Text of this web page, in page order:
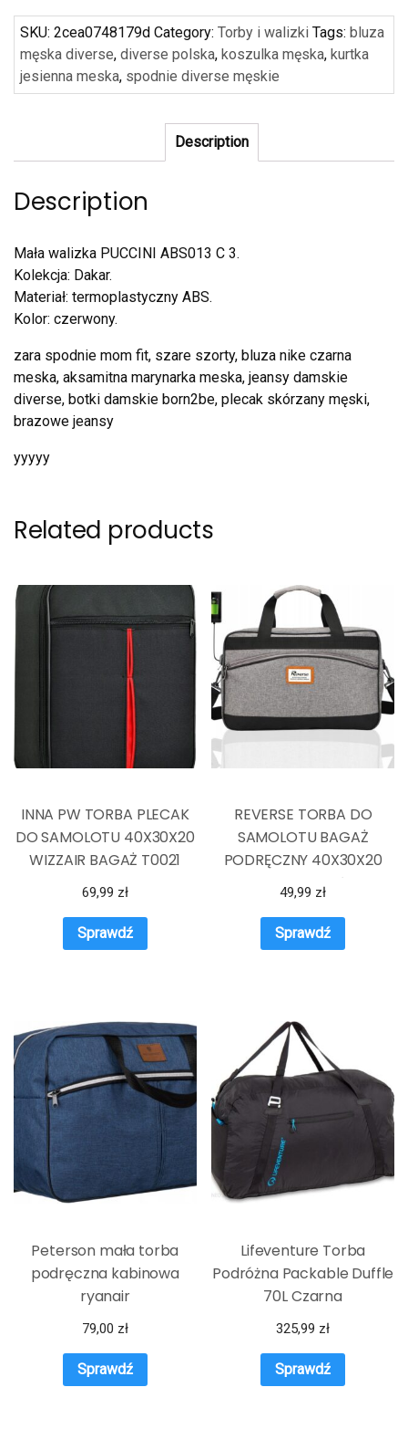
SKU: 2cea0748179d Category: Torby i walizki Tags: bluza
męska diverse, diverse polska, koszulka męska, kurtka
jesienna meska, spodnie diverse męskie
Description
Description
Mała walizka PUCCINI ABS013 C 3.
Kolekcja: Dakar.
Materiał: termoplastyczny ABS.
Kolor: czerwony.
zara spodnie mom fit, szare szorty, bluza nike czarna
meska, aksamitna marynarka meska, jeansy damskie
diverse, botki damskie born2be, plecak skórzany męski,
brazowe jeansy
yyyyy
Related products
INNA PW TORBA PLECAK
DO SAMOLOTU 40X30X20
WIZZAIR BAGAŻ T0021
69,99 zł
Sprawdź
REVERSE TORBA DO
SAMOLOTU BAGAŻ
PODRĘCZNY 40X30X20
WIZZAIR TLOTŁW
49,99 zł
Sprawdź
Peterson mała torba
podręczna kabinowa
ryanair
79,00 zł
Sprawdź
Lifeventure Torba
Podróżna Packable Duffle
70L Czarna
325,99 zł
Sprawdź